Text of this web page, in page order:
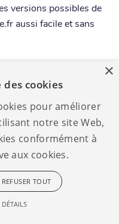
versions possibles de
aussi facile et sans
- Building
with
DirectAdmin et
permettant de
et facilement vos
Joomla en quelques
×
cookies
pour améliorer
notre site Web,
conformément à
aux cookies.
REFUSER TOUT